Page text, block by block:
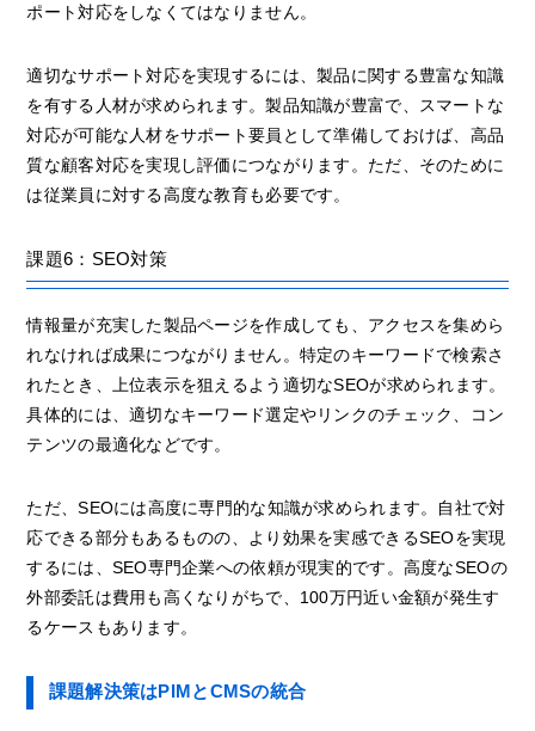
ポート対応をしなくてはなりません。
適切なサポート対応を実現するには、製品に関する豊富な知識
を有する人材が求められます。製品知識が豊富で、スマートな
対応が可能な人材をサポート要員として準備しておけば、高品
質な顧客対応を実現し評価につながります。ただ、そのために
は従業員に対する高度な教育も必要です。
課題6：SEO対策
情報量が充実した製品ページを作成しても、アクセスを集めら
れなければ成果につながりません。特定のキーワードで検索さ
れたとき、上位表示を狙えるよう適切なSEOが求められます。
具体的には、適切なキーワード選定やリンクのチェック、コン
テンツの最適化などです。
ただ、SEOには高度に専門的な知識が求められます。自社で対
応できる部分もあるものの、より効果を実感できるSEOを実現
するには、SEO専門企業への依頼が現実的です。高度なSEOの
外部委託は費用も高くなりがちで、100万円近い金額が発生す
るケースもあります。
課題解決策はPIMとCMSの統合